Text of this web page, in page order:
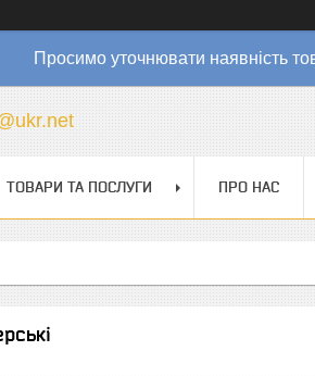
Просимо уточнювати наявність
ТОВАРИ ТА ПОСЛУГИ ПРО НАС